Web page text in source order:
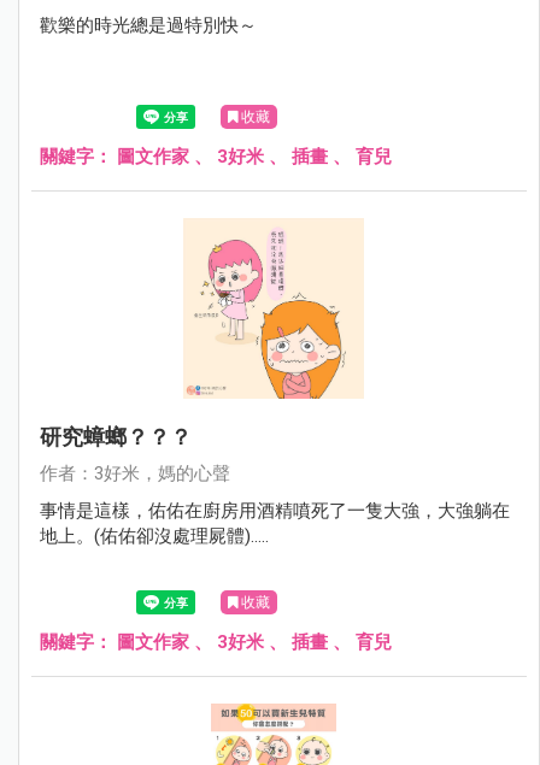
歡樂的時光總是過特別快～
收藏
關鍵字： 圖文作家 、 3好米 、 插畫 、 育兒
研究蟑螂？？？
作者：3好米，媽的心聲
事情是這樣，佑佑在廚房用酒精噴死了一隻大強，大強躺在
地上。(佑佑卻沒處理屍體).....
收藏
關鍵字： 圖文作家 、 3好米 、 插畫 、 育兒